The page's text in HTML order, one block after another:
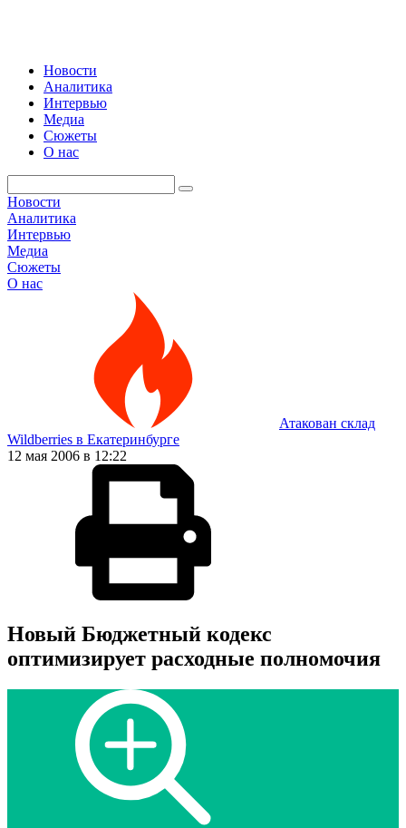
Новости
Аналитика
Интервью
Медиа
Сюжеты
О нас
Новости
Аналитика
Интервью
Медиа
Сюжеты
О нас
Атакован склад
Wildberries в Екатеринбурге
12 мая 2006 в 12:22
Новый Бюджетный кодекс
оптимизирует расходные полномочия